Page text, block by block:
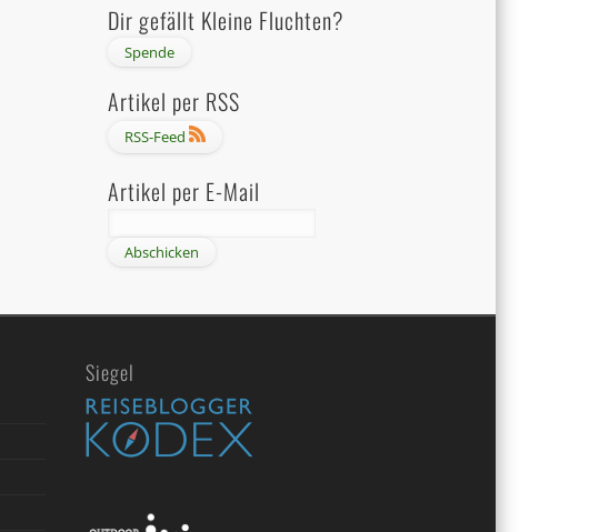
Dir gefällt Kleine Fluchten?
Artikel per RSS
RSS-Feed
Artikel per E-Mail
Siegel